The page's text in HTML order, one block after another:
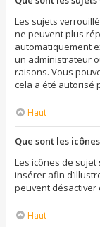
Les sujets
ne peuvent plus
automatiquement
un administrateur
raisons. Vous
cela a été autorisé
Haut
Que sont les
Les icônes de
insérer afin
peuvent
Haut